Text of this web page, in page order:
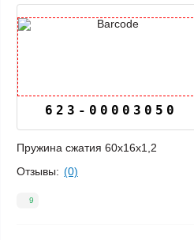
623-00003050
Пружина сжатия 60х16х1,2
Отзывы: (0)
9